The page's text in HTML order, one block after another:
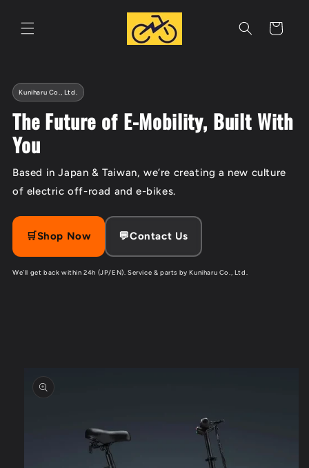
content
Cart
Kuniharu Co., Ltd.
The Future of E-Mobility, Built With
You
Based in Japan & Taiwan, we’re creating a new culture
of electric off-road and e-bikes.
🛒Shop Now 💬Contact Us
We’ll get back within 24h (JP/EN). Service & parts by Kuniharu Co., Ltd.